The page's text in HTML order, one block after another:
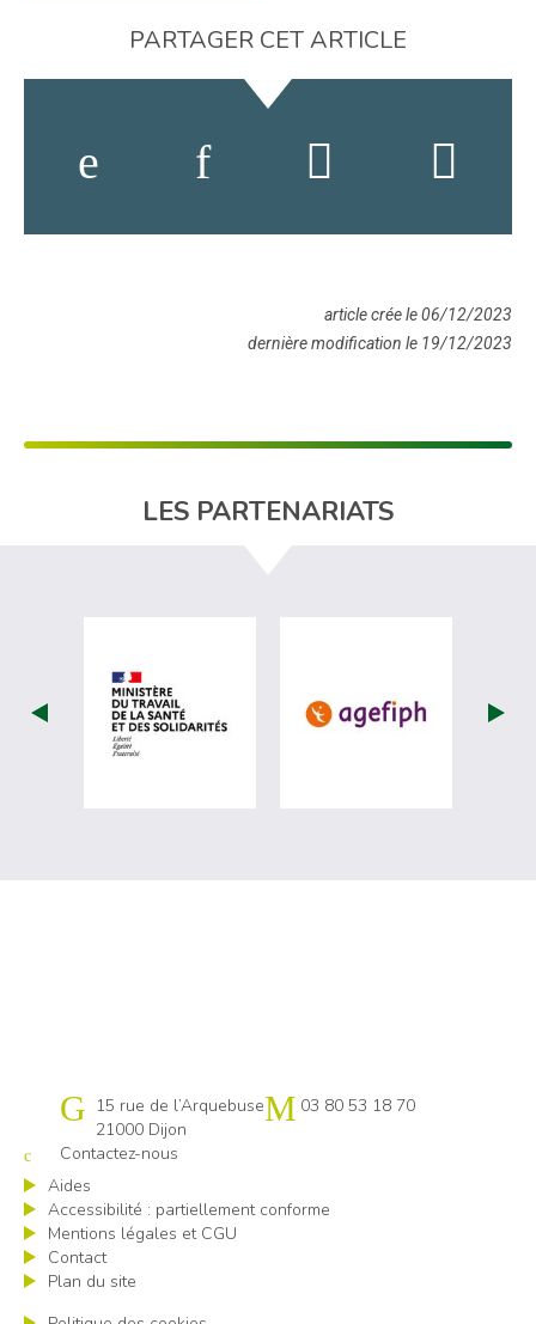
PARTAGER CET ARTICLE
article crée le 06/12/2023
dernière modification le 19/12/2023
LES PARTENARIATS
visiter les site de Ministère du travail
visiter les
Cap emploi 21
15 rue de l’Arquebuse
21000 Dijon
03 80 53 18 70
Contactez-nous
Aides
Accessibilité : partiellement conforme
Mentions légales et CGU
Contact
Plan du site